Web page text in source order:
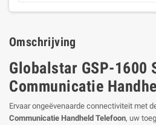
Omschrijving
Globalstar GSP-1600
Communicatie
Ervaar ongeëvenaarde connectiviteit met
Communicatie Handheld Telefoon, uw